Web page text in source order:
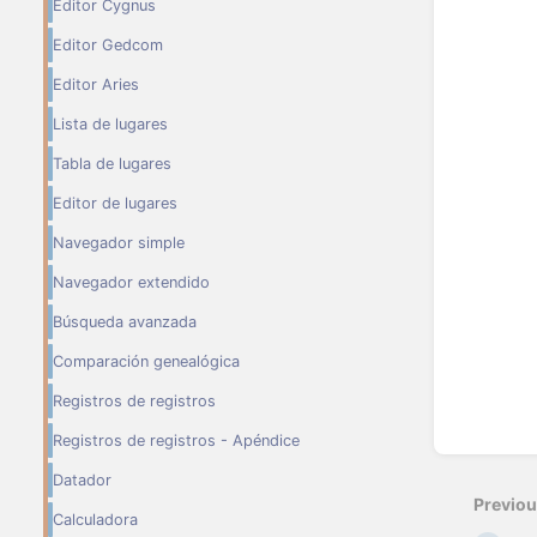
Editor Cygnus
Editor Gedcom
Editor Aries
Lista de lugares
Tabla de lugares
Editor de lugares
Navegador simple
Navegador extendido
Búsqueda avanzada
Comparación genealógica
Registros de registros
Registros de registros - Apéndice
Datador
Calculadora
mode